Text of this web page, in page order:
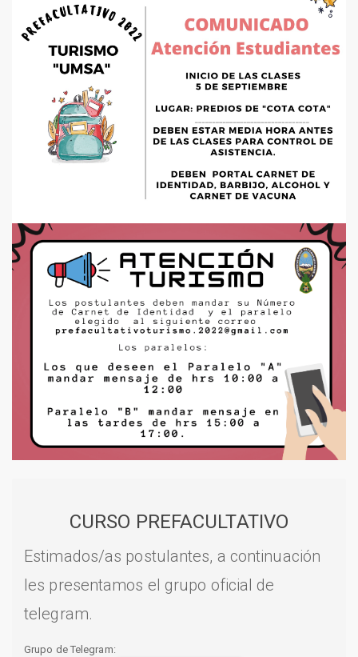
CURSO PREFACULTATIVO
Estimados/as postulantes, a continuación
les presentamos el grupo oficial de
telegram.
Grupo de Telegram: